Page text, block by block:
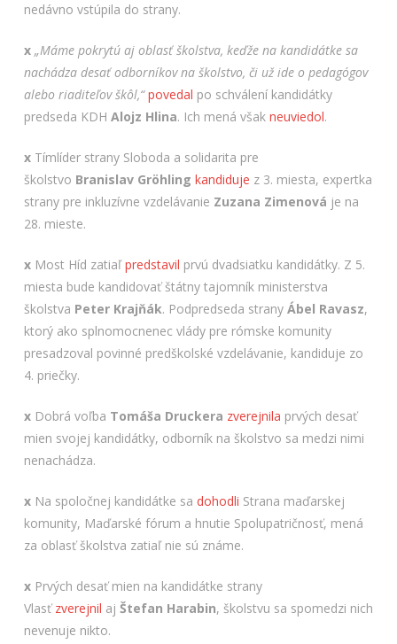
nedávno vstúpila do strany.
x „Máme pokrytú aj oblasť školstva, keďže na kandidátke sa
nachádza desať odborníkov na školstvo, či už ide o pedagógov
alebo riaditeľov škôl,“ povedal po schválení kandidátky
predseda KDH Alojz Hlina. Ich mená však neuviedol.
x Tímlíder strany Sloboda a solidarita pre
školstvo Branislav Gröhling kandiduje z 3. miesta, expertka
strany pre inkluzívne vzdelávanie Zuzana Zimenová je na
28. mieste.
xMost Híd zatiaľpredstavil prvú dvadsiatku kandidátky. Z 5.
miesta bude kandidovať štátny tajomník ministerstva
školstva Peter Krajňák. Podpredseda strany Ábel Ravasz,
ktorý ako splnomocnenec vlády pre rómske komunity
presadzoval povinné predškolské vzdelávanie, kandiduje zo
4. priečky.
xDobrá voľba Tomáša Druckera zverejnila prvých desať
mien svojej kandidátky, odborník na školstvo sa medzi nimi
nenachádza.
xNa spoločnej kandidátke sa dohodli Strana maďarskej
komunity, Maďarské fórum a hnutie Spolupatričnosť, mená
za oblasť školstva zatiaľ nie sú známe.
xPrvých desať mien na kandidátke strany
Vlasť zverejnil aj Štefan Harabin, školstvu sa spomedzi nich
nevenuje nikto.